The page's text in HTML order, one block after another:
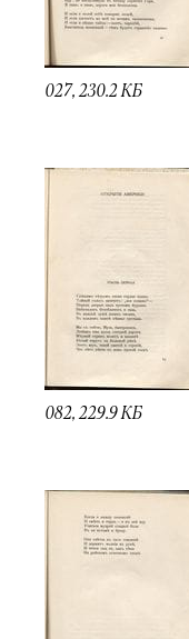
027, 230.2 КБ
082, 229.9 КБ